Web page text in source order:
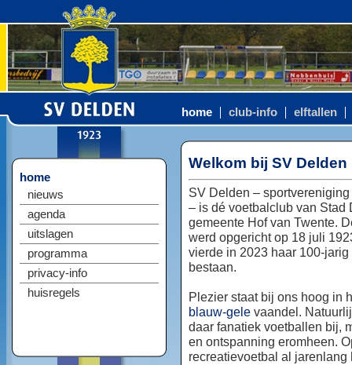
home club-info elftallen
home
nieuws
agenda
uitslagen
programma
privacy-info
huisregels
Welkom bij SV Delden
SV Delden –
– is dé voetbalclub van Stad
gemeente Hof van Twente.
werd opgericht op 18 juli
vierde in 2023 haar 100-jarig
bestaan.
Plezier staat bij ons hoog in
blauw-gele vaandel.
daar fanatiek voetballen bij,
en ontspanning eromheen.
recreatievoetbal al jarenlang